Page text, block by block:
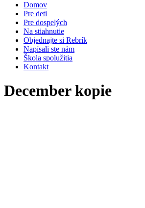
Domov
Pre deti
Pre dospelých
Na stiahnutie
Objednajte si Rebrík
Napísali ste nám
Škola spolužitia
Kontakt
December kopie